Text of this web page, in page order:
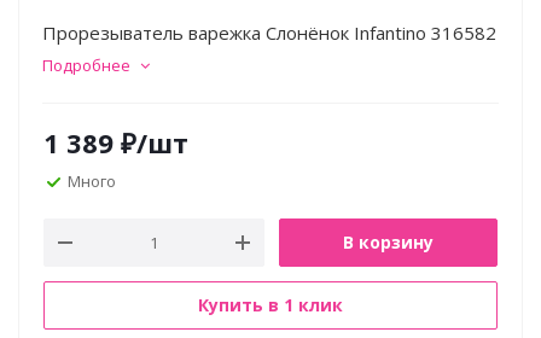
Прорезыватель варежка Слонёнок Infantino 316582
Подробнее
1 389 ₽/шт
Много
В корзину
Купить в 1 клик